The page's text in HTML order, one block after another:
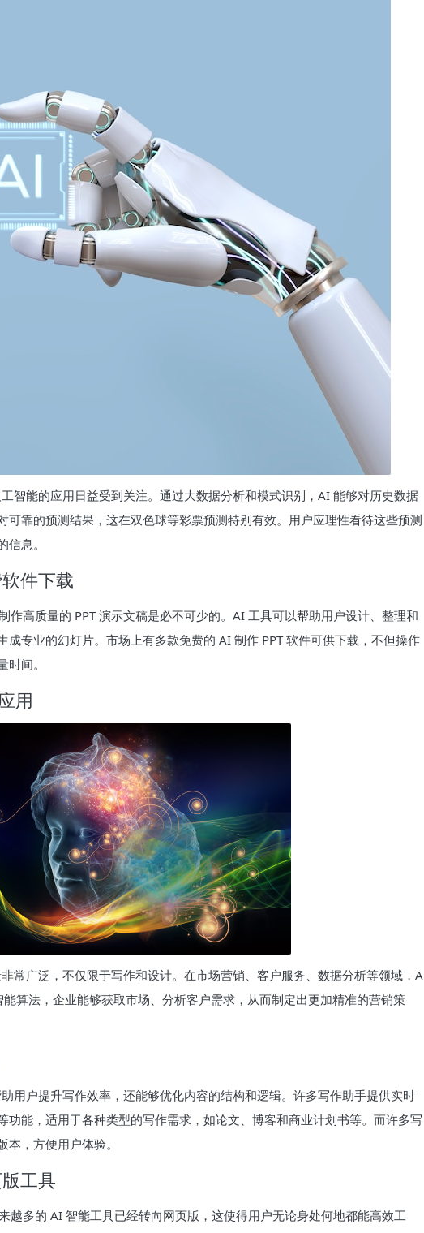
智能的应用日益受到关注。通过大数据分析和模式识别，AI 能够对历史数据
可靠的预测结果，这在双色球等彩票预测特别有效。用户应理性看待这些预测
息。
件下载
作高质量的 PPT 演示文稿是必不可少的。AI 工具可以帮助用户设计、整理和
成专业的幻灯片。市场上有多款免费的 AI 制作 PPT 软件可供下载，不但操作
间。
用
常广泛，不仅限于写作和设计。在市场营销、客户服务、数据分析等领域，A
算法，企业能够获取市场、分析客户需求，从而制定出更加精准的营销策
用户提升写作效率，还能够优化内容的结构和逻辑。许多写作助手提供实时
功能，适用于各种类型的写作需求，如论文、博客和商业计划书等。而许多写
，方便用户体验。
工具
越多的 AI 智能工具已经转向网页版，这使得用户无论身处何地都能高效工